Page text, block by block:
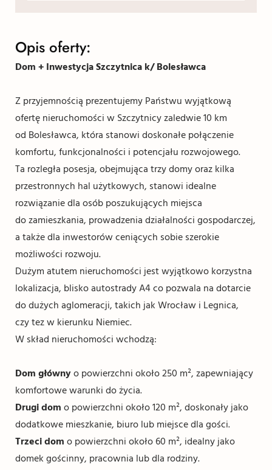
Opis oferty:
Dom + Inwestycja Szczytnica k/ Bolesławca
Z przyjemnością prezentujemy Państwu wyjątkową
ofertę nieruchomości w Szczytnicy zaledwie 10 km
od Bolesławca, która stanowi doskonałe połączenie
komfortu, funkcjonalności i potencjału rozwojowego.
Ta rozległa posesja, obejmująca trzy domy oraz kilka
przestronnych hal użytkowych, stanowi idealne
rozwiązanie dla osób poszukujących miejsca
do zamieszkania, prowadzenia działalności gospodarczej,
a także dla inwestorów ceniących sobie szerokie
możliwości rozwoju.
Dużym atutem nieruchomości jest wyjątkowo korzystna
lokalizacja, blisko autostrady A4 co pozwala na dotarcie
do dużych aglomeracji, takich jak Wrocław i Legnica,
czy tez w kierunku Niemiec.
W skład nieruchomości wchodzą:
Dom głównyo powierzchni około 250 m², zapewniający
komfortowe warunki do życia.
Drugi dom o powierzchni około 120 m², doskonały jako
dodatkowe mieszkanie, biuro lub miejsce dla gości.
Trzeci dom o powierzchni około 60 m², idealny jako
domek gościnny, pracownia lub dla rodziny.